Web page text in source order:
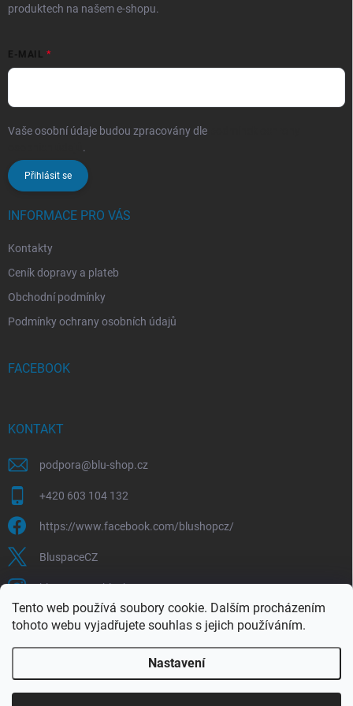
Tento web používá soubory cookie. Dalším procházením
tohoto webu vyjadřujete souhlas s jejich používáním.
Nastavení
produktech na našem e-shopu.
E-MAIL
Vaše osobní údaje budou zpracovány dle
.
Přihlásit se
INFORMACE PRO VÁS
Kontakty
Ceník dopravy a plateb
Obchodní podmínky
Podmínky ochrany osobních údajů
FACEBOOK
KONTAKT
podpora@blu-shop.cz
+420 603 104 132
https://www.facebook.com/blushopcz/
BluspaceCZ
bluspace.cz_blushop.cz
Blu-space.cz Blu-shop.cz Štěpán Čermák